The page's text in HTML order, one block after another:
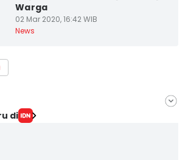
Warga
02 Mar 2020, 16:42 WIB
News
di